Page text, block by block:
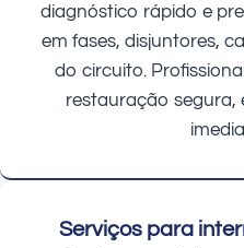
diagnóstico rápido e
em fases, disjuntores,
do circuito.
restauração segura,
Serviços para